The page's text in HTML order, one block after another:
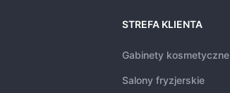
STREFA KLIENTA
Gabinety kosmetyczne
Salony fryzjerskie